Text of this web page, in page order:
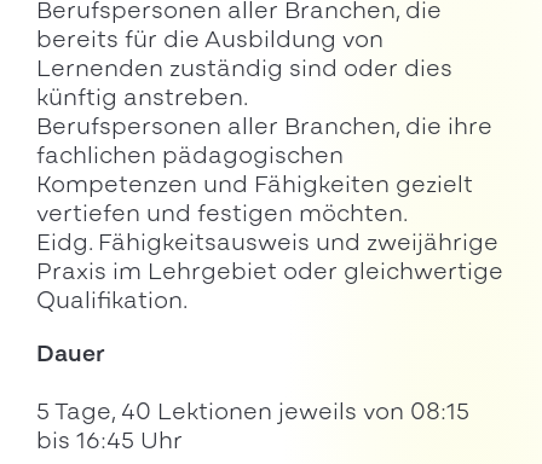
Berufspersonen aller Branchen, die
bereits für die Ausbildung von
Lernenden zuständig sind oder dies
künftig anstreben.
Berufspersonen aller Branchen, die ihre
fachlichen pädagogischen
Kompetenzen und Fähigkeiten gezielt
vertiefen und festigen möchten.
Eidg. Fähigkeitsausweis und zweijährige
Praxis im Lehrgebiet oder gleichwertige
Qualifikation.
Dauer
5 Tage, 40 Lektionen jeweils von 08:15
bis 16:45 Uhr